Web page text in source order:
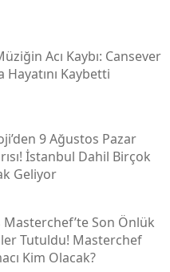
Acı Kaybı: Cansever
Hayatını Kaybetti
9 Ağustos Pazar
İstanbul Dahil Birçok
Geliyor
Son Önlük
Tutuldu! Masterchef
Kim Olacak?